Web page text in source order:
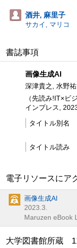
酒井, 麻里子
サカイ, マリコ
書誌事項
画像生成AI
深津貴之, 水野
（先読み!IT×ビ
インプレス,
タイトル別名
タイトル読み
電子リソースに
画像生成AI
2023.3.
Maruzen eBook
大学図書館所蔵